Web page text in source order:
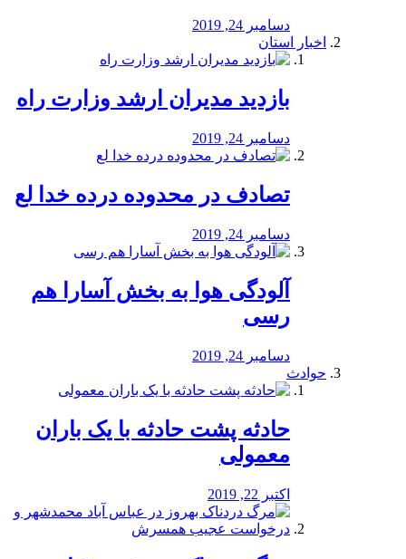
دسامبر 24, 2019
اخبار استان
بازدید مدیران ارشد وزارت راه
دسامبر 24, 2019
تصادف در محدوده درده خدا لع
دسامبر 24, 2019
آلودگی هوا به بخش آسارا هم
رسی
دسامبر 24, 2019
حوادث
️حادثه پشت حادثه با یک باران
معمولی
اکتبر 22, 2019